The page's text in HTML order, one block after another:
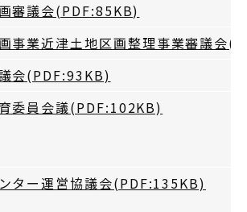
審議会(PDF:85KB)
事業近津土地区画整理事業審議会
会(PDF:93KB)
委員会議(PDF:102KB)
ター運営協議会(PDF:135KB)